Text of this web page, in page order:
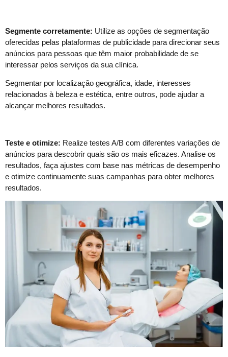
Segmente corretamente: Utilize as opções de segmentação
oferecidas pelas plataformas de publicidade para direcionar seus
anúncios para pessoas que têm maior probabilidade de se
interessar pelos serviços da sua clínica.
Segmentar por localização geográfica, idade, interesses
relacionados à beleza e estética, entre outros, pode ajudar a
alcançar melhores resultados.
Teste e otimize: Realize testes A/B com diferentes variações de
anúncios para descobrir quais são os mais eficazes. Analise os
resultados, faça ajustes com base nas métricas de desempenho
e otimize continuamente suas campanhas para obter melhores
resultados.